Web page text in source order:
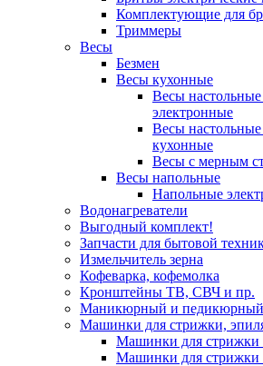
Комплектующие для
Триммеры
Весы
Безмен
Весы кухонные
Весы
электронные
Весы
кухонные
Весы с мерным
Весы напольные
Напольные
Водонагреватели
Выгодный комплект!
Запчасти для бытовой
Измельчитель зерна
Кофеварка, кофемолка
Кронштейны ТВ, СВЧ и пр.
Маникюрный и педикюрный
Машинки для стрижки,
Машинки для стрижки
Машинки для стрижки